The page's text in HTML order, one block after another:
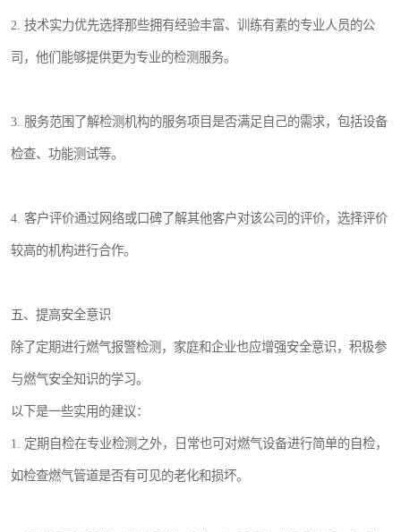
2. 技术实力优先选择那些拥有经验丰富、训练有素的专业人员的公
司，他们能够提供更为专业的检测服务。
3. 服务范围了解检测机构的服务项目是否满足自己的需求，包括设备
检查、功能测试等。
4. 客户评价通过网络或口碑了解其他客户对该公司的评价，选择评价
较高的机构进行合作。
五、提高安全意识
除了定期进行燃气报警检测，家庭和企业也应增强安全意识，积极参
与燃气安全知识的学习。
以下是一些实用的建议：
1. 定期自检在专业检测之外，日常也可对燃气设备进行简单的自检，
如检查燃气管道是否有可见的老化和损坏。